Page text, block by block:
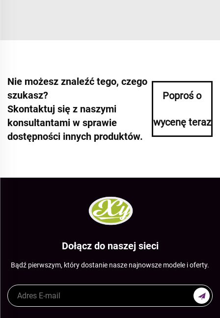
Nie możesz znaleźć tego, czego
szukasz?
Skontaktuj się z naszymi
konsultantami w sprawie
dostępności innych produktów.
Poproś o
wycenę teraz
Dołącz do naszej sieci
Bądź pierwszym, który dostanie nasze najnowsze modele i oferty.